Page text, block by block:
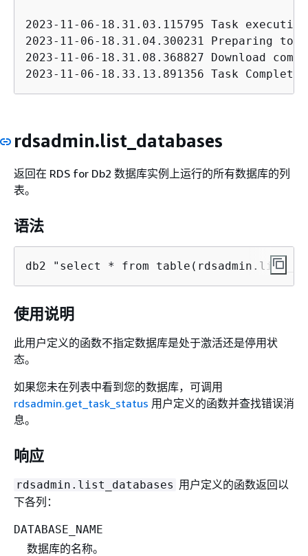
2023-11-06-18.31.03.115795 Task
2023-11-06-18.31.04.300231 Preparing to
2023-11-06-18.31.08.368827 Download
2023-11-06-18.33.13.891356 Task
rdsadmin.list_databases
返回在 RDS for Db2 数据库实例上运行的所有数据库的列
表。
语法
db2 "select * from
使用说明
此用户定义的函数不指定数据库是处于激活还是停用状
态。
如果您未在列表中看到您的数据库，可调用
rdsadmin.get_task_status 用户定义的函数并查找错误消
息。
响应
rdsadmin.list_databases 用户定义的函数返回以
下各列：
DATABASE_NAME
数据库的名称。